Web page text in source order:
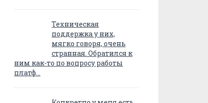
Техническая
поддержка у них,
мягко говоря, очень
странная. Обратился к
ним как-то по вопросу работы
платф…